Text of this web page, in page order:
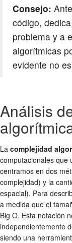
Consejo:
código,
problema y a
algorítmicas
evidente no
Análisis
La complejidad
computacionales que
centramos en dos
complejidad) y la
espacial). Para
a medida que el
Big O. Esta notación
independientemente
siendo una